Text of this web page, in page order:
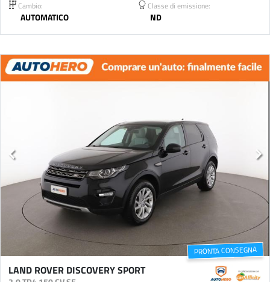
Cambio:
AUTOMATICO
Classe di emissione:
ND
PRONTA CONSEGNA
LAND ROVER DISCOVERY SPORT